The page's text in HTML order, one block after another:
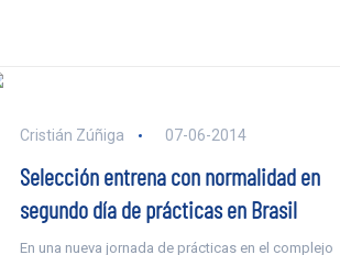
Cristián Zúñiga 07-06-2014
Selección entrena con normalidad en
segundo día de prácticas en Brasil
En una nueva jornada de prácticas en el complejo